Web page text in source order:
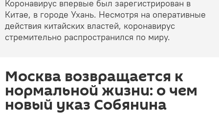
Коронавирус впервые был зарегистрирован в
Китае, в городе Ухань. Несмотря на оперативные
действия китайских властей, коронавирус
стремительно распространился по миру.
Москва возвращается к
нормальной жизни: о чем
новый указ Собянина